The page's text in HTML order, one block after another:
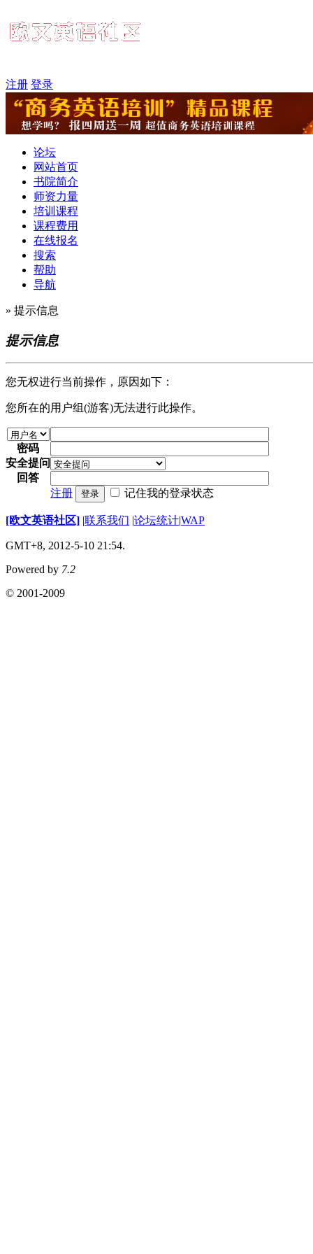
注册 登录
论坛
网站首页
书院简介
师资力量
培训课程
课程费用
在线报名
搜索
帮助
导航
» 提示信息
提示信息
您无权进行当前操作，原因如下：
您所在的用户组(游客)无法进行此操作。
密码
安全提问
回答
注册
登录 记住我的登录状态
[欧文英语社区] |联系我们 |论坛统计|WAP
GMT+8, 2012-5-10 21:54.
Powered by 7.2
© 2001-2009